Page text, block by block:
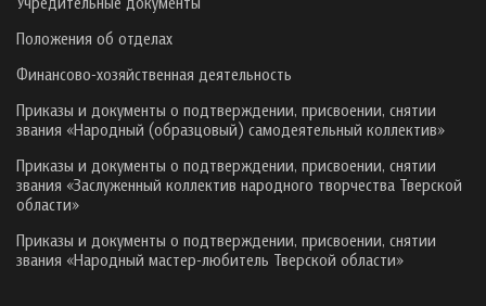
Положения об отделах
Финансово-хозяйственная деятельность
Приказы и документы о подтверждении, присвоении, снятии
звания «Народный (образцовый) самодеятельный коллектив»
Приказы и документы о подтверждении, присвоении, снятии
звания «Заслуженный коллектив народного творчества Тверской
области»
Приказы и документы о подтверждении, присвоении, снятии
звания «Народный мастер-любитель Тверской области»